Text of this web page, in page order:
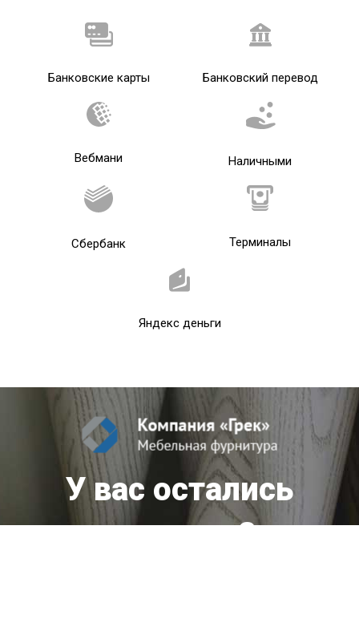
Банковские карты Банковский перевод
Вебмани Наличными
Сбербанк Терминалы
Яндекс деньги
У вас остались
вопросы?